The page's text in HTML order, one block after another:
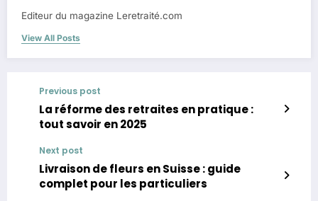
Editeur du magazine Leretraité.com
View All Posts
Previous post
La réforme des retraites en pratique :
tout savoir en 2025
Next post
Livraison de fleurs en Suisse : guide
complet pour les particuliers